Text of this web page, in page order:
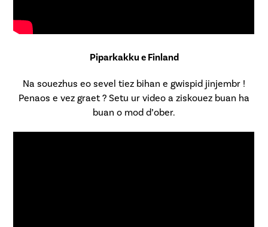
Piparkakku e Finland
Na souezhus eo sevel tiez bihan e gwispid jinjembr !
Penaos e vez graet ? Setu ur video a ziskouez buan ha
buan o mod d’ober.